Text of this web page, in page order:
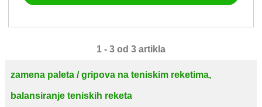
1 - 3 od 3 artikla
zamena paleta / gripova na teniskim reketima,
balansiranje teniskih reketa